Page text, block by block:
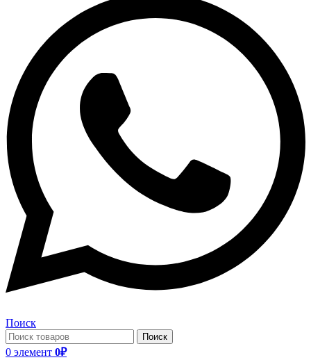
Поиск
Поиск
0 элемент 0₽